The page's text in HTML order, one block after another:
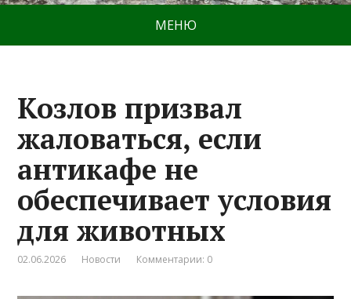
МЕНЮ
Козлов призвал
жаловаться, если
антикафе не
обеспечивает условия
для животных
02.06.2026 Новости Комментарии: 0